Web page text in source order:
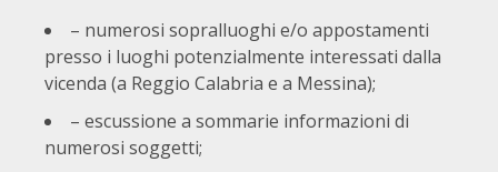
– numerosi sopralluoghi e/o appostamenti
presso i luoghi potenzialmente interessati dalla
vicenda (a Reggio Calabria e a Messina);
– escussione a sommarie informazioni di
numerosi soggetti;